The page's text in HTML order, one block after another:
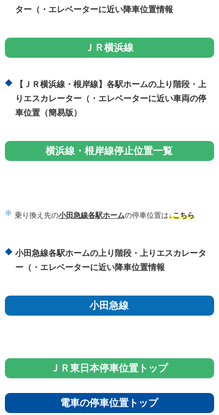
ター（・エレベーターに近い降車位置情報
ＪＲ横浜線
【ＪＲ横浜線・根岸線】各駅ホームの上り階段・上
りエスカレーター（・エレベーターに近い車両の停
車位置（簡易版）
横浜線・根岸線停止位置一覧
乗り換え先の小田急線各駅ホームの停車位置は↓こちら
小田急線各駅ホームの上り階段・上りエスカレータ
ー（・エレベーターに近い降車位置情報
小田急線
ＪＲ東日本停車位置トップ
電車の停車位置トップ